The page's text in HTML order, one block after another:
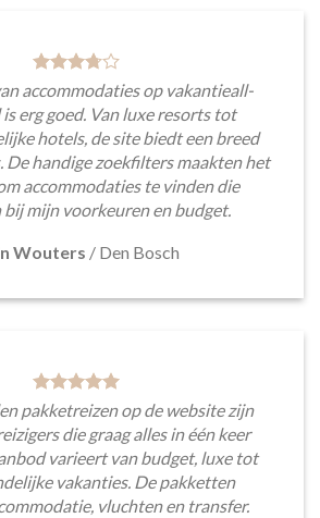
accommodaties op vakantieall-
erg goed. Van luxe resorts tot
hotels, de site biedt een breed
De handige zoekfilters maakten het
accommodaties te vinden die
bij mijn voorkeuren en budget.
Wouters / Den Bosch
pakketreizen op de website zijn
die graag alles in één keer
varieert van budget, luxe tot
vakanties. De pakketten
vluchten en transfer.